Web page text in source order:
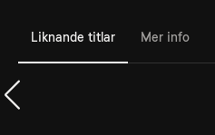
Liknande titlar Mer info